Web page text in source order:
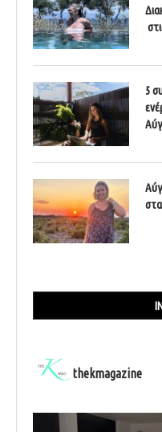
5
thekmagazine